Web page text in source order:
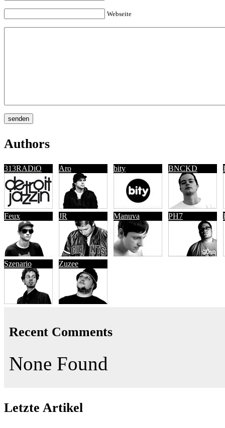
Webseite
Authors
313RADiO Aro bity BNCKD
Feux JR Manuva PH7
Szenario Zuzee
Recent Comments
None Found
Letzte Artikel